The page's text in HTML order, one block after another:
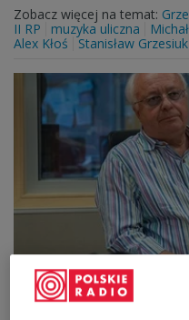
Zobacz więcej na temat:
II RP
muzyka uliczna
Alex Kłoś
Stanisław Grzesiuk
"Jedyny taki" -